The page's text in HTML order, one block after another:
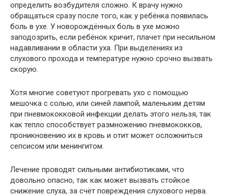
определить возбудителя сложно. К врачу нужно
обращаться сразу после того, как у ребёнка появилась
боль в ухе. У новорождённых боль в ухе можно
заподозрить, если ребёнок кричит, плачет при несильном
надавливании в области уха. При выделениях из
слухового прохода и температуре нужно срочно вызвать
скорую.
Хотя многие советуют прогревать ухо с помощью
мешочка с солью, или синей лампой, маленьким детям
при пневмококковой инфекции делать этого нельзя, так
как тепло способствует размножению пневмококков,
проникновению их в кровь и отит может осложниться
сепсисом или менингитом.
Лечение проводят сильными антибиотиками, что
довольно опасно, так как может вызвать стойкое
снижение слуха, за счёт повреждения слухового нерва.